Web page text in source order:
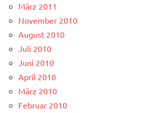
März 2011
November 2010
August 2010
Juli 2010
Juni 2010
April 2010
März 2010
Februar 2010